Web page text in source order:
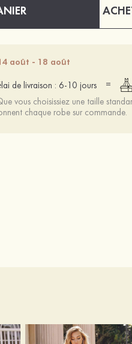
août - 18 août
de livraison : 6-10 jours
=
vous choisissiez une taille
chaque robe sur commande.